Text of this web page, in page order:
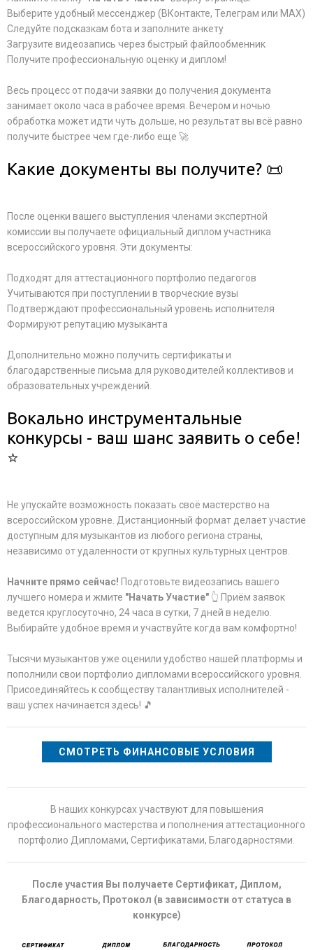
Выберите удобный мессенджер (ВКонтакте, Телеграм или MAX)
Следуйте подсказкам бота и заполните анкету
Загрузите видеозапись через быстрый файлообменник
Получите профессиональную оценку и диплом!
Весь процесс от подачи заявки до получения документа
занимает около часа в рабочее время. Вечером и ночью
обработка может идти чуть дольше, но результат вы всё равно
получите быстрее чем где-либо еще 🚀
Какие документы вы получите? 📜
После оценки вашего выступления членами экспертной
комиссии вы получаете официальный диплом участника
всероссийского уровня. Эти документы:
Подходят для аттестационного портфолио педагогов
Учитываются при поступлении в творческие вузы
Подтверждают профессиональный уровень исполнителя
Формируют репутацию музыканта
Дополнительно можно получить сертификаты и
благодарственные письма для руководителей коллективов и
образовательных учреждений.
Вокально инструментальные
конкурсы - ваш шанс заявить о себе!
⭐
Не упускайте возможность показать своё мастерство на
всероссийском уровне. Дистанционный формат делает участие
доступным для музыкантов из любого региона страны,
независимо от удаленности от крупных культурных центров.
Начните прямо сейчас! Подготовьте видеозапись вашего
лучшего номера и жмите "Начать Участие" 👆 Приём заявок
ведется круглосуточно, 24 часа в сутки, 7 дней в неделю.
Выбирайте удобное время и участвуйте когда вам комфортно!
Тысячи музыкантов уже оценили удобство нашей платформы и
пополнили свои портфолио дипломами всероссийского уровня.
Присоединяйтесь к сообществу талантливых исполнителей -
ваш успех начинается здесь! 🎵
СМОТРЕТЬ ФИНАНСОВЫЕ УСЛОВИЯ
В наших конкурсах участвуют для повышения
профессионального мастерства и пополнения аттестационного
портфолио Дипломами, Сертификатами, Благодарностями.
После участия Вы получаете Сертификат, Диплом,
Благодарность, Протокол (в зависимости от статуса в
конкурсе)